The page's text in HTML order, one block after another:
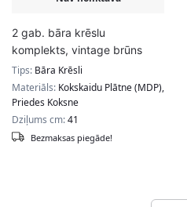
2 gab. bāra krēslu
komplekts, vintage brūns
Tips: Bāra Krēsli
Materiāls: Kokskaidu Plātne (MDP),
Priedes Koksne
Dziļums cm:41
Bezmaksas piegāde!